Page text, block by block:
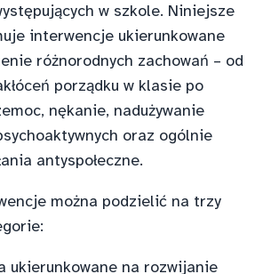
w szkole. Niniejsze
interwencje ukierunkowane
różnorodnych zachowań – od
porządku w klasie po
nękanie, nadużywanie
oraz ogólnie
antyspołeczne.
można podzielić na trzy
ukierunkowane na rozwijanie